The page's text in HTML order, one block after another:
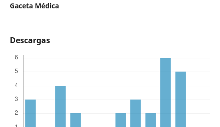
Gaceta Médica
Descargas